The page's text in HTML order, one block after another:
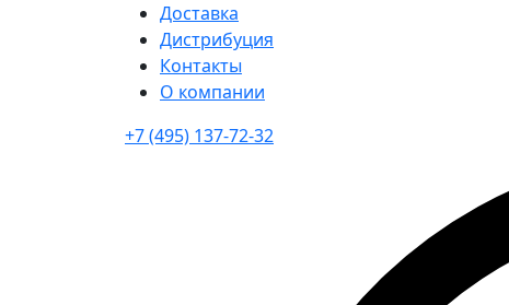
Доставка
Дистрибуция
Контакты
О компании
+7 (495) 137-72-32